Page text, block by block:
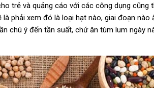
trẻ và quảng cáo với các công dụng cũng
phải xem đó là loại hạt nào, giai đoạn
chú ý đến tần suất, chứ ăn tùm lum ngày